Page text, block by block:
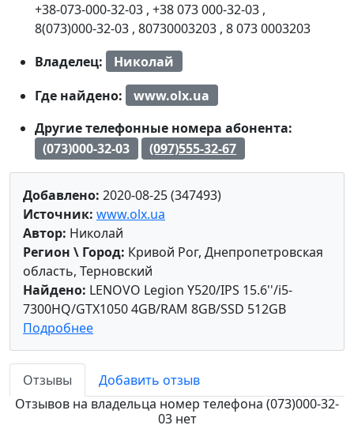
+38-073-000-32-03 , +38 073 000-32-03 ,
8(073)000-32-03 , 80730003203 , 8 073 0003203
Владелец:
Николай
Где найдено:
www.olx.ua
Другие телефонные номера абонента:
(073)000-32-03
(097)555-32-67
Добавлено: 2020-08-25 (347493)
Источник: www.olx.ua
Автор: Николай
Регион \ Город: Кривой Рог, Днепропетровская
область, Терновский
Найдено: LENOVO Legion Y520/IPS 15.6''/i5-
7300HQ/GTX1050 4GB/RAM 8GB/SSD 512GB
Подробнее
Отзывы
Добавить отзыв
Отзывов на владельца номер телефона (073)000-32-
03 нет